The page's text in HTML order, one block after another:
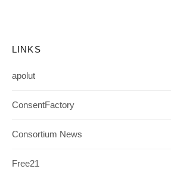
LINKS
apolut
ConsentFactory
Consortium News
Free21